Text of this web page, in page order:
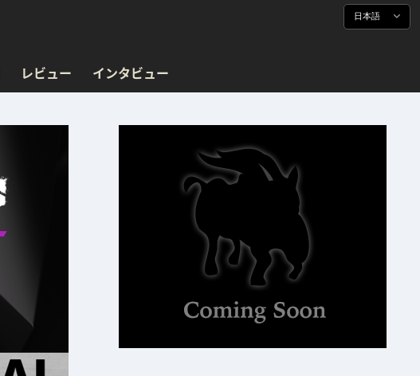
日本語
レビュー インタビュー